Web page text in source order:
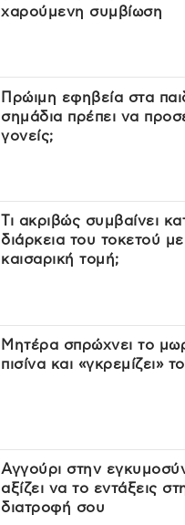
χαρούμενη συμβίωση
Πρώιμη εφηβεία στα
σημάδια πρέπει να
γονείς;
Τι ακριβώς συμβαίνει
διάρκεια του τοκετού με
καισαρική τομή;
Μητέρα σπρώχνει το
πισίνα και «γκρεμίζει»
Αγγούρι στην
αξίζει να το εντάξεις
διατροφή σου